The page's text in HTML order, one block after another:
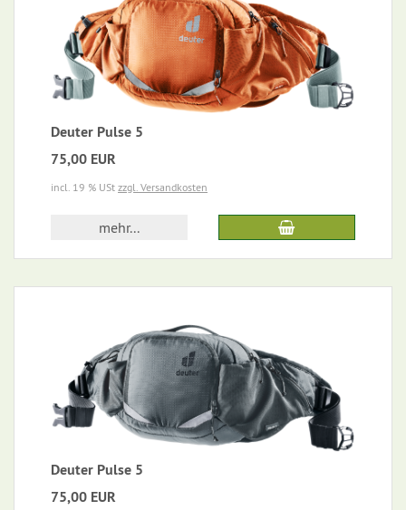
Deuter Pulse 5
75,00 EUR
incl. 19 % USt zzgl. Versandkosten
mehr...
Deuter Pulse 5
75,00 EUR